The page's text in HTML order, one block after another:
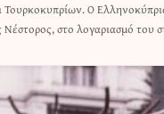
Ο
Νέστορος, στο λογαριασμό του